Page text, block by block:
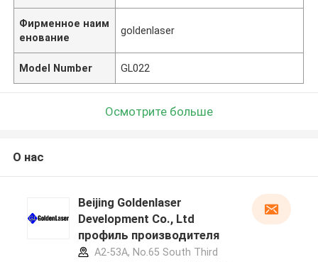
Фирменное наим
енование
goldenlaser
Model Number GL022
Осмотрите больше
О нас
Beijing Goldenlaser
Development Co., Ltd
профиль производителя
A2-53A, No.65 South Third